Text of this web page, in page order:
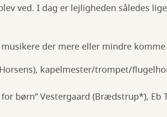
ved. I dag er lejligheden således
der mere eller mindre
kapelmester/trompet/
børn” Vestergaard (Brædstrup*), Eb